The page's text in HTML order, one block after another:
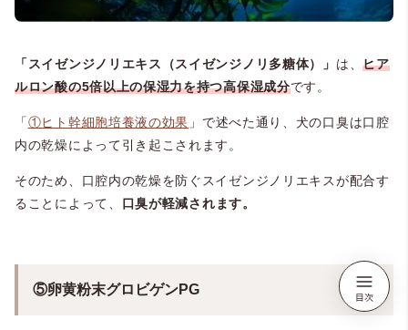
「スイゼンジノリエキス（スイゼンジノリ多糖体）」 は、ヒア
ルロン酸の5倍以上の保湿力を持つ高保湿成分です。
「①ヒト幹細胞培養液の効果 」で述べた通り、犬の口臭は口腔
内の乾燥によって引き起こされます。
そのため、口腔内の乾燥を防ぐスイゼンジノリエキスが配合す
ることによって、 口臭が軽減されます。
⑤卵黄粉末グロビゲンPG